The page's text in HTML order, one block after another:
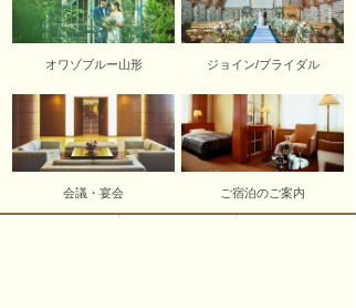
オワゾブルー山形 ジョイン/ブライダル
会議・宴会 ご宿泊のご案内